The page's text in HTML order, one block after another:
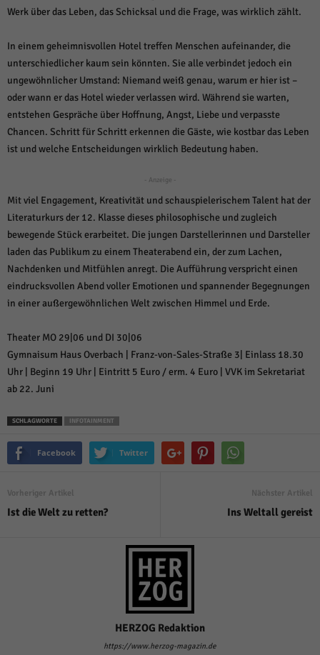
Werk über das Leben, das Schicksal und die Frage, was wirklich zählt.
In einem geheimnisvollen Hotel treffen Menschen aufeinander, die
unterschiedlicher kaum sein könnten. Sie alle verbindet jedoch ein
ungewöhnlicher Umstand: Niemand weiß genau, warum er hier ist –
oder wann er das Hotel wieder verlassen wird. Während sie warten,
entstehen Gespräche über Hoffnung, Angst, Liebe und verpasste
Chancen. Schritt für Schritt erkennen die Gäste, wie kostbar das Leben
ist und welche Entscheidungen wirklich Bedeutung haben.
- Anzeige -
Mit viel Engagement, Kreativität und schauspielerischem Talent hat der
Literaturkurs der 12. Klasse dieses philosophische und zugleich
bewegende Stück erarbeitet. Die jungen Darstellerinnen und Darsteller
laden das Publikum zu einem Theaterabend ein, der zum Lachen,
Nachdenken und Mitfühlen anregt. Die Aufführung verspricht einen
eindrucksvollen Abend voller Emotionen und spannender Begegnungen
in einer außergewöhnlichen Welt zwischen Himmel und Erde.
Theater MO 29|06 und DI 30|06
Gymnaisum Haus Overbach | Franz-von-Sales-Straße 3| Einlass 18.30
Uhr | Beginn 19 Uhr | Eintritt 5 Euro / erm. 4 Euro | VVK im Sekretariat
ab 22. Juni
SCHLAGWORTE INFOTAINMENT
Facebook Twitter
Vorheriger Artikel
Ist die Welt zu retten?
Nächster Artikel
Ins Weltall gereist
HERZOG Redaktion
https://www.herzog-magazin.de
auswählen.
Alle akzeptieren Speichern und weiter
Datenschutzeinstellungen
Essenziell (1)
Essenzielle Cookies ermöglichen grundlegende Funktionen und sind für die
einwandfreie Funktion der Website erforderlich.
Cookie-Informationen anzeigen
uns zu verstehen, wie unsere Besucher unsere Website nutzen.
Cookie-Informationen anzeigen
Marketing (1)
Marketing-Cookies werden von Drittanbietern oder Publishern verwendet,
um personalisierte Werbung anzuzeigen. Sie tun dies, indem sie Besucher
Cookie-Informationen anzeigen
Externe Medien (6)
Inhalte von Videoplattformen und Social-Media-Plattformen werden
werden, bedarf der Zugriff auf diese Inhalte keiner manuellen Einwilligung
Cookie-Informationen anzeigen